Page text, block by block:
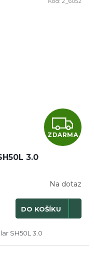
Z
D
R
M
ZDARMA
3.0
Na dotaz
DO KOŠÍKU
SH50L 3.0